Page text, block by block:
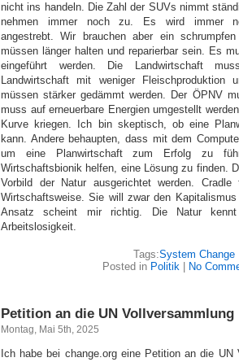
nicht ins handeln. Die Zahl der SUVs nimmt
nehmen immer noch zu. Es wird immer
angestrebt. Wir brauchen aber ein
müssen länger halten und reparierbar sein. Es
eingeführt werden. Die Landwirtschaft
Landwirtschaft mit weniger Fleischproduktion
müssen stärker gedämmt werden. Der ÖPNV
muss auf erneuerbare Energien umgestellt
Kurve kriegen. Ich bin skeptisch, ob eine
kann. Andere behaupten, dass mit dem
um eine Planwirtschaft zum Erfolg zu
Wirtschaftsbionik helfen, eine Lösung zu finden.
Vorbild der Natur ausgerichtet werden.
Wirtschaftsweise. Sie will zwar den
Ansatz scheint mir richtig. Die Natur
Arbeitslosigkeit.
Tags:System Change
Posted in Politik No
Petition an die UN Vollversammlung
Montag, Mai 5th, 2025
Ich habe bei change.org eine Petition an die UN